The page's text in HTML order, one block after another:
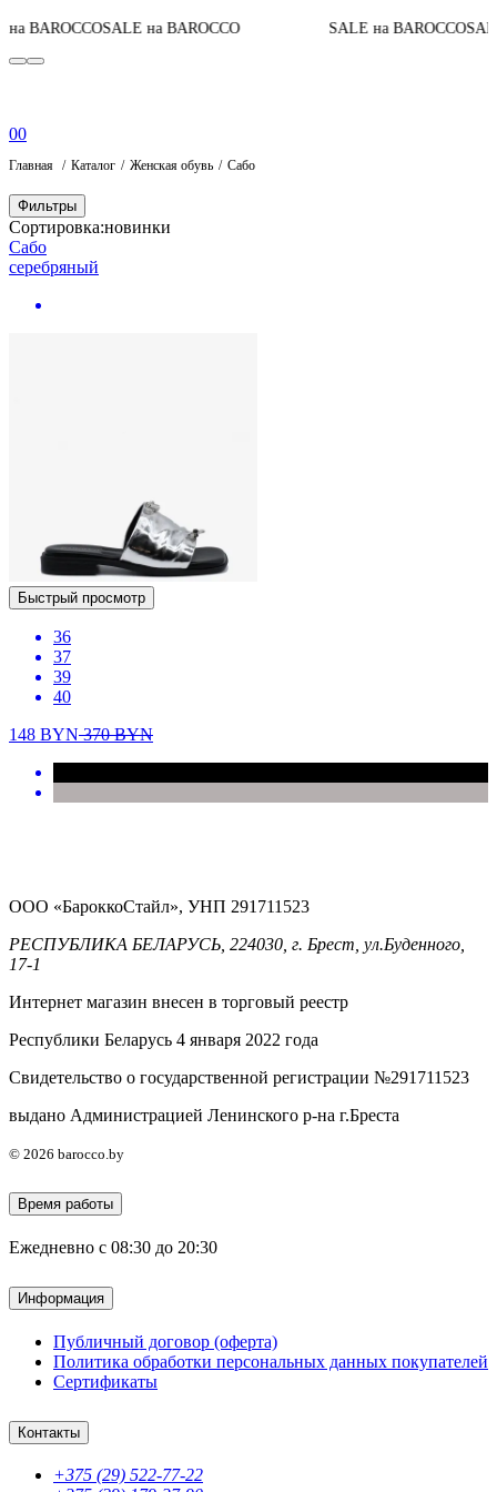
BAROCCOSALE на BAROCCO SALE на BAROCCO
00
Главная Каталог Женская обувь Сабо
Фильтры
Сортировка:новинки
Сабо
серебряный
Быстрый просмотр
36
37
39
40
148 BYN370BYN
ООО «БароккоСтайл», УНП 291711523
РЕСПУБЛИКА БЕЛАРУСЬ, 224030, г. Брест, ул.Буденного,
17-1
Интернет магазин внесен в торговый реестр
Республики Беларусь 4 января 2022 года
Свидетельство о государственной регистрации №291711523
выдано Администрацией Ленинского р-на г.Бреста
© 2026 barocco.by
Время работы
Ежедневно с 08:30 до 20:30
Информация
Публичный договор (оферта)
Политика обработки персональных данных покупателей
Сертификаты
Контакты
+375 (29) 522-77-22